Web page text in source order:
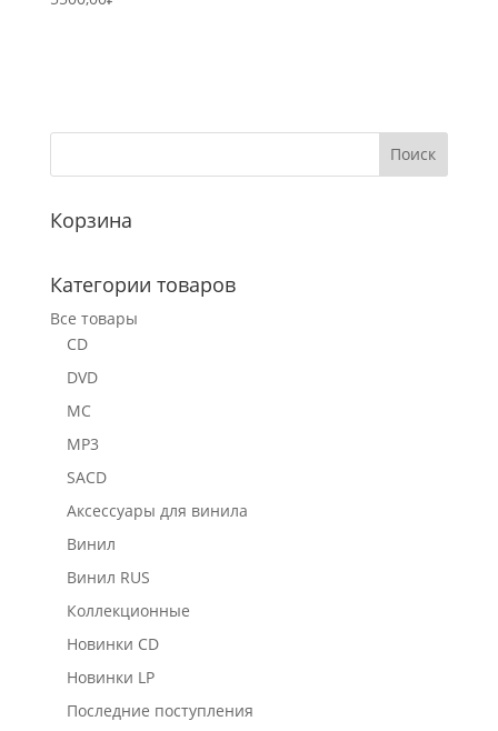
Корзина
Категории товаров
Все товары
CD
DVD
MC
MP3
SACD
Аксессуары для винила
Винил
Винил RUS
Коллекционные
Новинки CD
Новинки LP
Последние поступления